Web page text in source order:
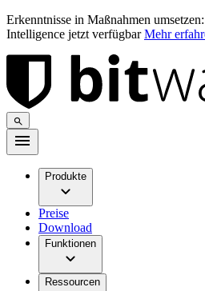
Erkenntnisse in Maßnahmen
Intelligence jetzt verfügbarMehr
Produkte
Preise
Download
Funktionen
Ressourcen